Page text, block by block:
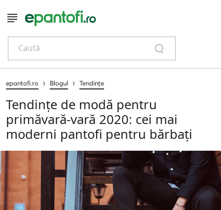
Caută
epantofi.ro › Blogul › Tendințe
Tendințe de modă pentru
primăvară-vară 2020: cei mai
moderni pantofi pentru bărbați